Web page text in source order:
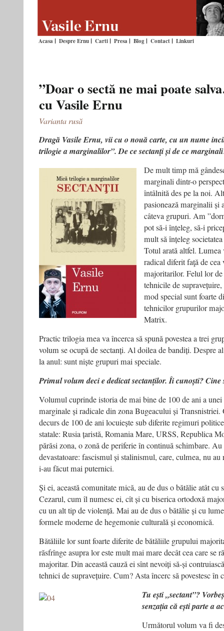
Acasa Despre Ernu Carti Presa Blog Contact Linkuri
”Doar o sectă ne mai poate
cu Vasile Ernu
Varianta rusă
Dragă Vasile Ernu, vii cu o nouă carte, cu un nume
trilogie a marginalilor”. De ce sectanţi și de ce
De mult timp mă
marginali dintr-o
întâlnită des pe la noi.
pasionează marginalii și
câteva grupuri. Am
pot să-i înțeleg, să-i
mult să înțeleg
Totul arată altfel.
radical diferit faţă de
majoritarilor. Felul lor
tehnicile de
mod special sunt foarte
tehnicilor grupurilor
Matrix.
Practic trilogia mea va încerca să spună povestea a trei
volum se ocupă de sectanți. Al doilea de bandiți. Despre
la anul: sunt niște grupuri mai speciale.
Primul volum deci e dedicat sectanților. Îi cunoști? Cine
Volumul cuprinde istoria de mai bine de 100 de ani a
marginale și radicale din zona Bugeacului și
decurs de 100 de ani locuiește sub diferite regimuri
statale: Rusia țaristă, Romania Mare, URSS, Republica
părăsi zona, o zonă de periferie în continuă schimbare.
devastatoare: fascismul și stalinismul, care, culmea, nu
i-au făcut mai puternici.
Și ei, această comunitate mică, au de dus o bătălie atât cu
Cezarul, cum îl numesc ei, cît și cu biserica ortodoxă
cu un alt tip de violență. Mai au de dus o bătălie și cu
formele moderne de hegemonie culturală și economică.
Bătăliile lor sunt foarte diferite de bătăliile grupului
răsfrînge asupra lor este mult mai mare decât cea care se
majoritar. Din această cauză ei sînt nevoiți să-și
tehnici de supravețuire. Cum? Asta încerc să povestesc în
Tu ești „sectant”?
senzația că ești parte a
Următorul volum va fi